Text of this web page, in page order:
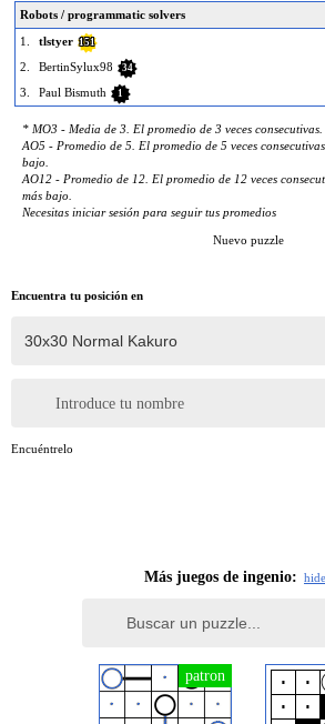
Robots / programmatic solvers
1.
tlstyer 151
2. BertinSylux98 34
3. Paul Bismuth 1
* MO3 - Media de 3. El promedio de 3 veces consecutivas.
AO5 - Promedio de 5. El promedio de 5 veces
bajo.
AO12 - Promedio de 12. El promedio de 12 veces
más bajo.
Necesitas iniciar sesión para seguir tus promedios
Nuevo puzzle
Encuentra tu posición en
Introduce tu nombre
Encuéntrelo
Más juegos de ingenio: hide